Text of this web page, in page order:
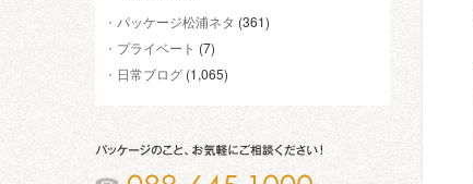
パッケージ松浦ネタ (361)
プライベート (7)
日常ブログ (1,065)